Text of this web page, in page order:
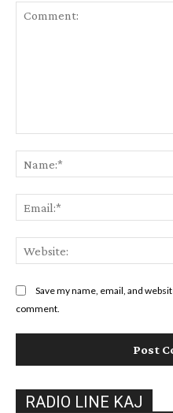
Save my name, email, and
comment.
RADIO LINE KAJ